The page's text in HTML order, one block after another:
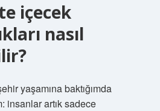
içecek
nasıl
yaşamına baktığımda
insanlar artık sadece